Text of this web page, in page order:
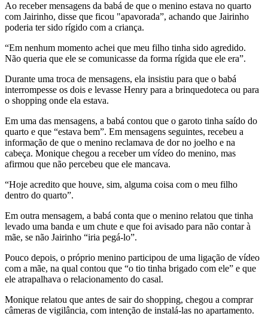
Ao receber mensagens da babá de que o menino estava no quarto
com Jairinho, disse que ficou "apavorada”, achando que Jairinho
poderia ter sido rígido com a criança.
“Em nenhum momento achei que meu filho tinha sido agredido.
Não queria que ele se comunicasse da forma rígida que ele era”.
Durante uma troca de mensagens, ela insistiu para que o babá
interrompesse os dois e levasse Henry para a brinquedoteca ou para
o shopping onde ela estava.
Em uma das mensagens, a babá contou que o garoto tinha saído do
quarto e que “estava bem”. Em mensagens seguintes, recebeu a
informação de que o menino reclamava de dor no joelho e na
cabeça. Monique chegou a receber um vídeo do menino, mas
afirmou que não percebeu que ele mancava.
“Hoje acredito que houve, sim, alguma coisa com o meu filho
dentro do quarto”.
Em outra mensagem, a babá conta que o menino relatou que tinha
levado uma banda e um chute e que foi avisado para não contar à
mãe, se não Jairinho “iria pegá-lo”.
Pouco depois, o próprio menino participou de uma ligação de vídeo
com a mãe, na qual contou que “o tio tinha brigado com ele” e que
ele atrapalhava o relacionamento do casal.
Monique relatou que antes de sair do shopping, chegou a comprar
câmeras de vigilância, com intenção de instalá-las no apartamento.